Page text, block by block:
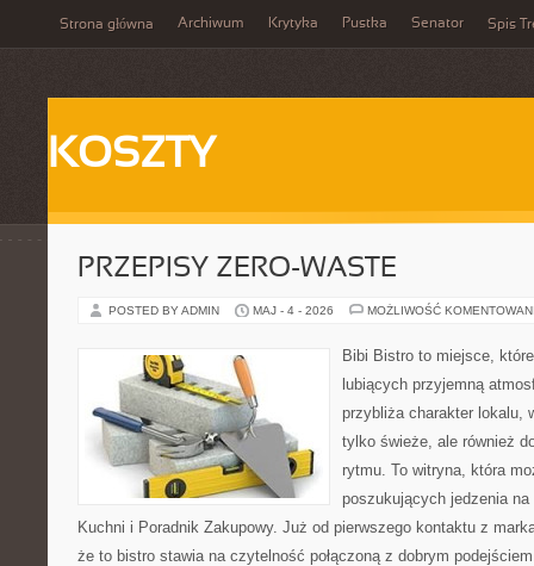
Strona główna Archiwum Krytyka Pustka Senator Spis
KOSZTY
PRZEPISY ZERO-WASTE
POSTED BY ADMIN MAJ - 4 - 2026 MOŻLIWOŚĆ
Bibi Bistro to miejsce,
lubiących przyjemną
przybliża charakter lokalu,
tylko świeże, ale również
rytmu. To witryna, która
poszukujących jedzenia
Kuchni i Poradnik Zakupowy. Już od pierwszego kontaktu z
że to bistro stawia na czytelność połączoną z dobrym